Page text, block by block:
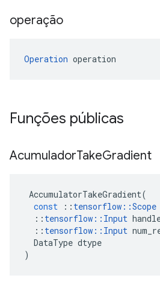
operação
Operation operation
Funções públicas
AcumuladorTakeGradient
AccumulatorTakeGradient(
const
:: tensorflow ::Scope
:: tensorflow :: Input
:: tensorflow :: Input
DataType dtype
)